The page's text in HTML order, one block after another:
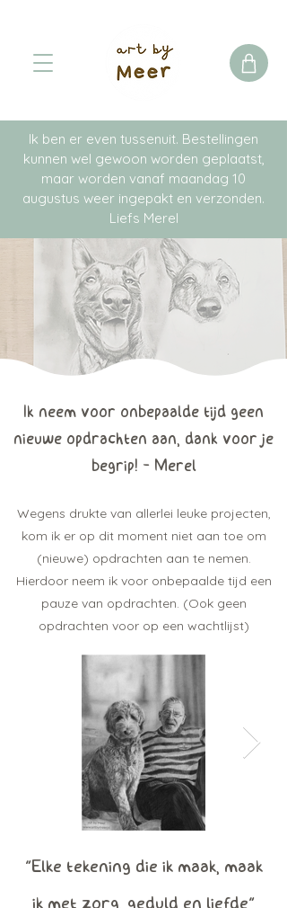
Ik ben er even tussenuit. Bestellingen
kunnen wel gewoon worden geplaatst,
maar worden vanaf maandag 10
augustus weer ingepakt en verzonden.
Liefs Merel
Ik neem voor onbepaalde tijd geen
nieuwe opdrachten aan, dank voor je
begrip! - Merel
Wegens drukte van allerlei leuke projecten,
kom ik er op dit moment niet aan toe om
(nieuwe) opdrachten aan te nemen.
Hierdoor neem ik voor onbepaalde tijd een
pauze van opdrachten. (Ook geen
opdrachten voor op een wachtlijst)
"Elke tekening die ik maak, maak
ik met zorg, geduld en liefde"